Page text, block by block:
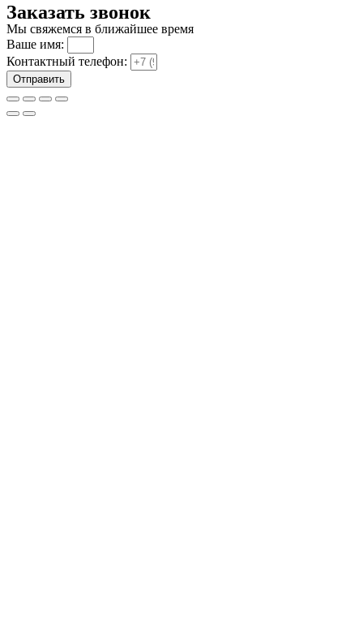
Заказать звонок
Мы свяжемся в ближайшее время
Ваше имя:
Контактный телефон:
Отправить